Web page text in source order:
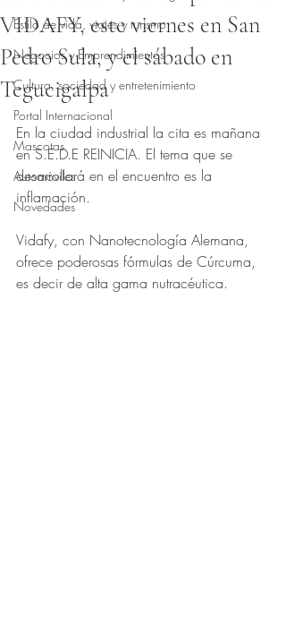
Estilo de vida, viajes y turismo
Negocios y Emprendimientos
Cultura, sociedad y entretenimiento
Portal Internacional
Mascotas
Automóviles
Novedades
VIDAFY, este viernes en San
Pedro Sula, y el sábado en
Tegucigalpa
Obtuvo NaN de 5 estrellas.
En la ciudad industrial la cita es mañana
en S.E.D.E REINICIA. El tema que se
desarrollará en el encuentro es la
inflamación.
Vidafy, con Nanotecnología Alemana,
ofrece poderosas fórmulas de Cúrcuma,
es decir de alta gama nutracéutica.